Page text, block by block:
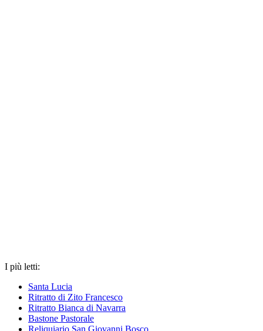
I più letti:
Santa Lucia
Ritratto di Zito Francesco
Ritratto Bianca di Navarra
Bastone Pastorale
Reliquiario San Giovanni Bosco